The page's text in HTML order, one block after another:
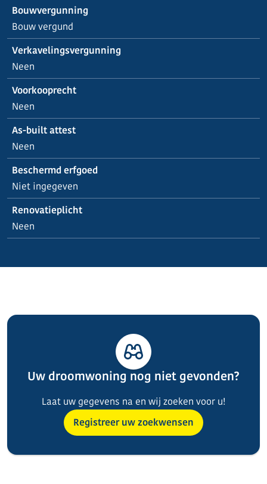
Bouwvergunning
Bouw vergund
Verkavelingsvergunning
Neen
Voorkooprecht
Neen
As-built attest
Neen
Beschermd erfgoed
Niet ingegeven
Renovatieplicht
Neen
Uw droomwoning nog niet gevonden?
Laat uw gegevens na en wij zoeken voor u!
Registreer uw zoekwensen